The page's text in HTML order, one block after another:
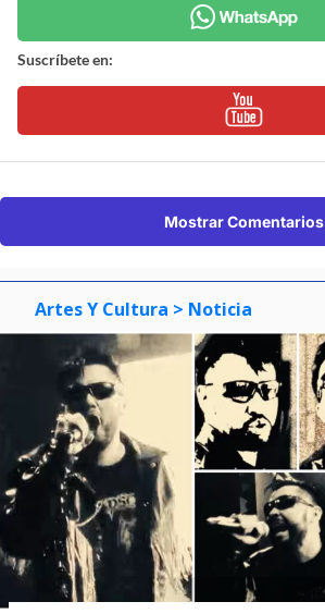
Suscríbete en:
Mostrar Comentarios
Artes Y Cultura > Noticia